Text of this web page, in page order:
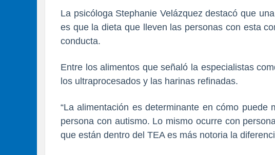
La psicóloga Stephanie Velázquez destacó que
es que la dieta que lleven las personas con esta
conducta.
Entre los alimentos que señaló la especialistas
los ultraprocesados y las harinas refinadas.
“La alimentación es determinante en cómo puede
persona con autismo. Lo mismo ocurre con
que están dentro del TEA es más notoria la